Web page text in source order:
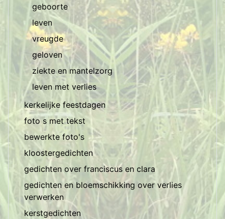
geboorte
leven
vreugde
geloven
ziekte en mantelzorg
leven met verlies
kerkelijke feestdagen
foto s met tekst
bewerkte foto's
kloostergedichten
gedichten over franciscus en clara
gedichten en bloemschikking over verlies
verwerken
kerstgedichten